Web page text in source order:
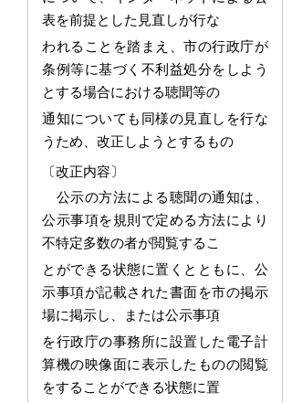
表を前提とした見直しが行な
われることを踏まえ、市の行政庁が
条例等に基づく不利益処分をしよう
とする場合における聴聞等の
通知についても同様の見直しを行な
うため、改正しようとするもの
〔改正内容〕
公示の方法による聴聞の通知は、
公示事項を規則で定める方法により
不特定多数の者が閲覧するこ
とができる状態に置くとともに、公
示事項が記載された書面を市の掲示
場に掲示し 、または公示事項
を行政庁の事務所に設置した電子計
算機の映像面に表示したものの閲覧
をすることができる状態に置